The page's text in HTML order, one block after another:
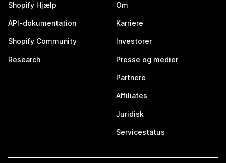
Shopify Hjælp
API-dokumentation
Shopify Community
Research
Om
Karriere
Investorer
Presse og medier
Partnere
Affiliates
Juridisk
Servicestatus